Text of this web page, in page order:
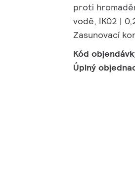
proti
vodě, IK02 |
Zasunovací
Kód
Úplný